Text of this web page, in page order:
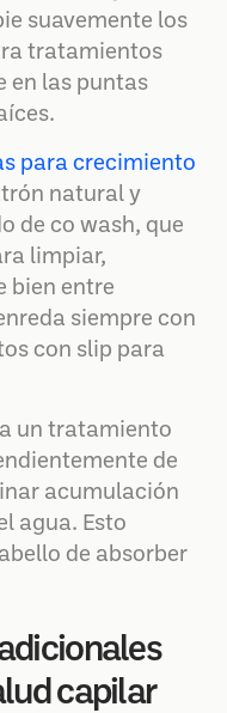
suavemente los
tratamientos
en las puntas
para crecimiento
natural y
de co wash, que
limpiar,
bien entre
siempre con
con slip para
un tratamiento
de
acumulación
agua. Esto
de absorber
capilar